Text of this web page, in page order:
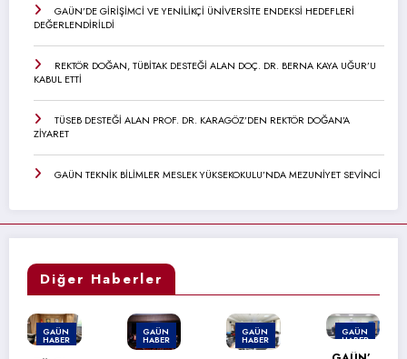
GAÜN’DE GİRİŞİMCİ VE YENİLİKÇİ ÜNİVERSİTE ENDEKSİ HEDEFLERİ
DEĞERLENDİRİLDİ
REKTÖR DOĞAN, TÜBİTAK DESTEĞİ ALAN DOÇ. DR. BERNA KAYA UĞUR’U
KABUL ETTİ
TÜSEB DESTEĞİ ALAN PROF. DR. KARAGÖZ’DEN REKTÖR DOĞAN’A
ZİYARET
GAÜN TEKNİK BİLİMLER MESLEK YÜKSEKOKULU’NDA MEZUNİYET SEVİNCİ
Diğer Haberler
GAÜN
HABER
GAÜN
HABER
GAÜN
HABER
GAÜN
HABER